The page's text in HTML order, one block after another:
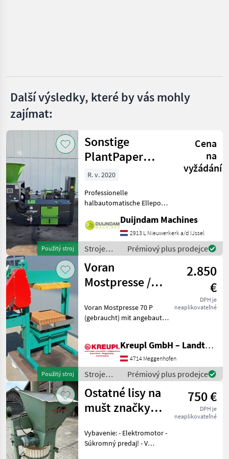
Další výsledky, které by vás mohly
zajímat:
Použitý stroj
Sonstige
PlantPaper
Semi-Automatic
Cena
na
vyžádání
R. v. 2020
Professionelle
halbautomatische Ellepot
Papiertopfmaschine mit 4
Produktionslinien, Baujahr
2020.Die Maschine befindet
sich in gutem Zustand und
wurde nur
Duijndam Machines
2913 L Nieuwerkerk a/d IJssel
Stroje
ovocinárstva
/ Sonstige
Prémiový plus prodejce
Použitý stroj
Voran
Mostpresse /
2.850
€
DPH je
neaplikovateľné
Voran Mostpresse 70 P
(gebraucht) mit angebauter
angebauter Mühle! Mit
Presstücher und
Presseinlagen! Ölwechse
Kreupl GmbH – Landtechnik – Schlosserei – Anhänger
4714 Meggenhofen
Stroje
ovocinárstva
/ Voran
Prémiový plus prodejce
Ostatné lisy na
mušt značky
750 €
DPH je
neaplikovateľné
Vybavenie: - Elektromotor -
Súkromný predaj! - V